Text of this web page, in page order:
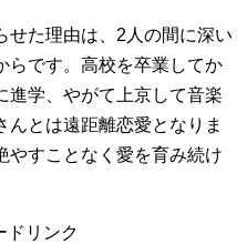
せた理由は、2人の間に深い
らです。高校を卒業してか
進学、やがて上京して音楽
とは遠距離恋愛となりま
やすことなく愛を育み続け
ドリンク